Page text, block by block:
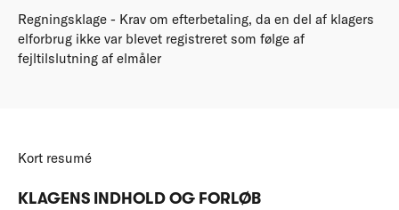
Regningsklage - Krav om efterbetaling, da en del af klagers
elforbrug ikke var blevet registreret som følge af
fejltilslutning af elmåler
Kort resumé
KLAGENS INDHOLD OG FORLØB